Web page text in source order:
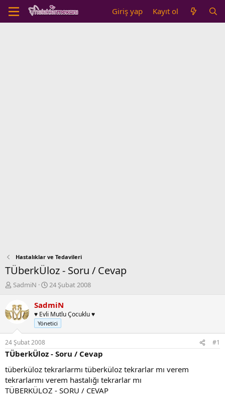
Giriş yap Kayıt ol
Hastalıklar ve Tedavileri
TÜberkÜloz - Soru / Cevap
K
n
b
u
y
u
b
a
ş
l
a
t
SadmiN
B
ş
a
n
ı
ç
a
r
i
24 Şubat 2008
SadmiN
♥ Evli Mutlu Çocuklu ♥
Yönetici
24 Şubat 2008 #1
TÜberkÜloz - Soru / Cevap
tüberküloz tekrarlarmı tüberküloz tekrarlar mı verem
tekrarlarmı verem hastalığı tekrarlar mı
TÜBERKÜLOZ - SORU / CEVAP